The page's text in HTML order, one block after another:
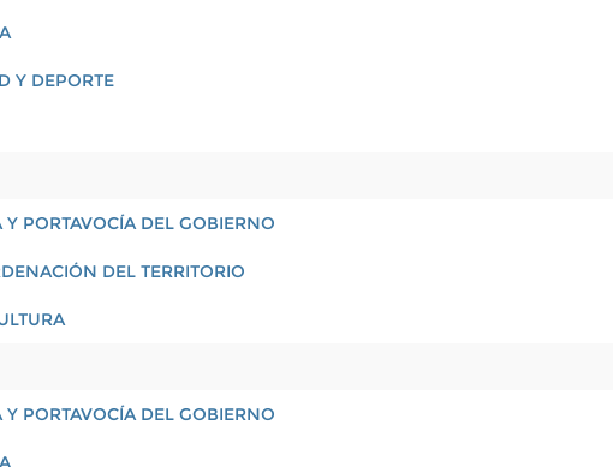
Y DEPORTE
PORTAVOCÍA DEL GOBIERNO
DEL TERRITORIO
PORTAVOCÍA DEL GOBIERNO